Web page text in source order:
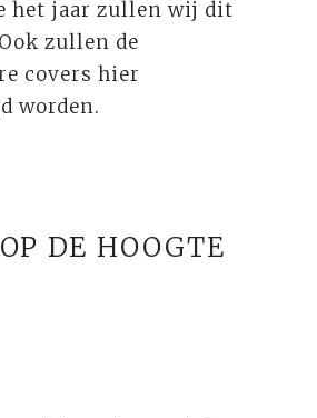
het jaar zullen wij dit
zullen de
covers hier
worden.
DE HOOGTE